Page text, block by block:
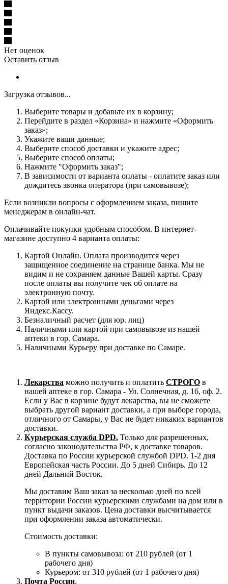
Нет оценок
Оставить отзыв
Загрузка отзывов...
Выберите товары и добавьте их в корзину;
Перейдите в раздел «Корзина» и нажмите «Оформить
заказ»;
Укажите ваши данные;
Выберите способ доставки и укажите адрес;
Выберите способ оплаты;
Нажмите "Оформить заказ";
В зависимости от варианта оплаты - оплатите заказ или
дождитесь звонка оператора (при самовывозе);
Если возникли вопросы с оформлением заказа, пишите
менеджерам в онлайн-чат.
Оплачивайте покупки удобным способом. В интернет-
магазине доступно 4 варианта оплаты:
Картой Онлайн. Оплата производится через
защищенное соединение на странице банка. Мы не
видим и не сохраняем данные Вашей карты. Сразу
после оплаты вы получите чек об оплате на
электронную почту.
Картой или электронными деньгами через
Яндекс.Кассу.
Безналичный расчет (для юр. лиц)
Наличными или картой при самовывозе из нашей
аптеки в гор. Самара.
Наличными Курьеру при доставке по Самаре.
Лекарства можно получить и оплатить СТРОГО в
нашей аптеке в гор. Самара - Ул. Солнечная, д. 16, оф. 2.
Если у Вас в корзине будут лекарства, вы не сможете
выбрать другой вариант доставки, а при выборе города,
отличного от Самары, у Вас не будет никаких вариантов
доставки.
Курьерская служба DPD. Только для разрешенных,
согласно законодательства РФ, к доставке товаров.
Доставка по России курьерской службой DPD. 1-2 дня
Европейская часть России. До 5 дней Сибирь. До 12
дней Дальний Восток.
Мы доставим Ваш заказ за несколько дней по всей
территории России курьерскими службами на дом или в
пункт выдачи заказов. Цена доставки высчитывается
при оформлении заказа автоматически.
Стоимость доставки:
В пункты самовывоза: от 210 рублей (от 1
рабочего дня)
Курьером: от 310 рублей (от 1 рабочего дня)
Почта России.